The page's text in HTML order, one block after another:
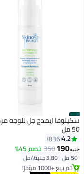
#7
سكينوفا ايمدج جل للوجه
50 مل
4.2
836
جنيه190
350 خصم 45%
50 مل |3.80 جنيه/⁨/مل⁩
أقل سعر في 30 يوم
توصيل مجاني
تم بيع +1000 مؤخرًا
أقل سعر في 30 يوم